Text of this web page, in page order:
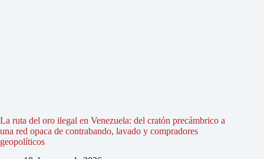
La ruta del oro ilegal en Venezuela: del cratón precámbrico a
una red opaca de contrabando, lavado y compradores
geopolíticos